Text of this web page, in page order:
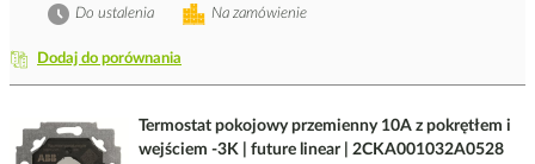
Dodaj do porównania
Na zamówienie
Do ustalenia
Termostat pokojowy przemienny 10A z pokrętłem i
wejściem -3K | future linear | 2CKA001032A0528